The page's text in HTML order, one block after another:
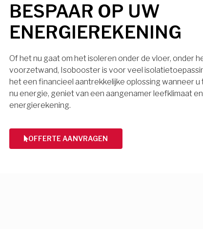
BESPAAR OP UW
ENERGIEREKENING
Of het nu gaat om het isoleren onder de vloer, onder
voorzetwand, Isobooster is voor veel
het een financieel aantrekkelijke oplossing wanneer
nu energie, geniet van een aangenamer leefklimaat
energierekening.
OFFERTE AANVRAGEN